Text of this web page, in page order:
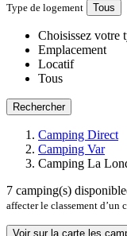
Type de logement Tous
Choisissez votre
Emplacement
Locatif
Tous
Rechercher
Camping Direct
Camping Var
Camping La
7 camping(s)
affecter le classement d’un
Voir sur